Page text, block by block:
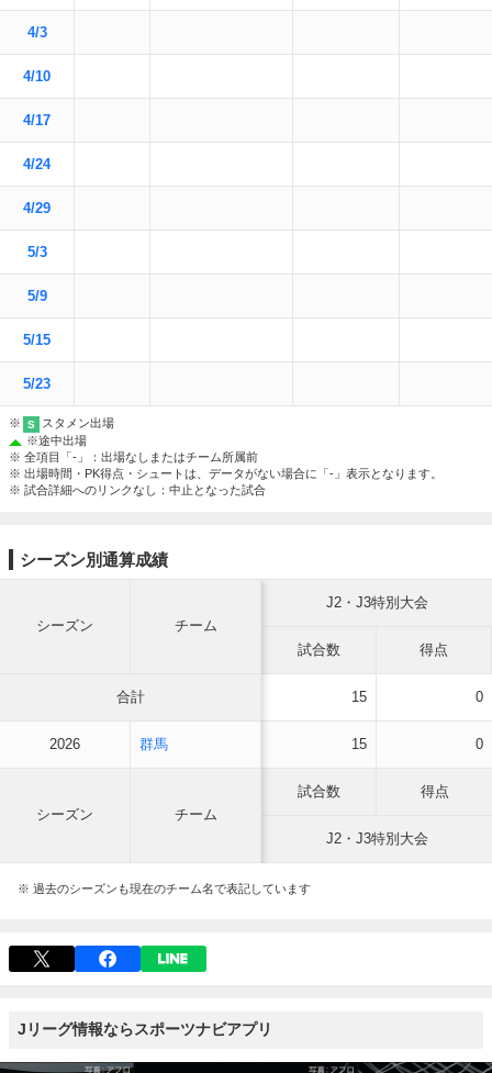
4/3
4/10
4/17
4/24
4/29
5/3
5/9
5/15
5/23
※ S
スタメン出場
※途中出場
※ 全項目「-」：出場なしまたはチーム所属前
※ 出場時間・PK得点・シュートは、データがない場合に「-」表示となります。
※ 試合詳細へのリンクなし：中止となった試合
シーズン別通算成績
シーズン チーム
J2・J3特別大会
試合数 得点
合計 15 0
2026 群馬 15 0
シーズン チーム
試合数 得点
J2・J3特別大会
※ 過去のシーズンも現在のチーム名で表記しています
Jリーグ情報ならスポーツナビアプリ